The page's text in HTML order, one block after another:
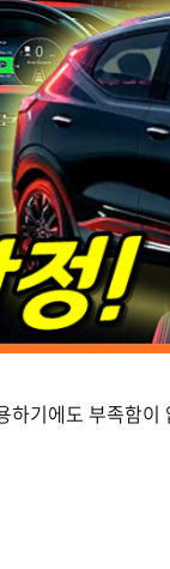
기에도 부족함